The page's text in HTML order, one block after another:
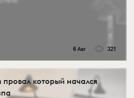
6 Авг 321
провал который начался